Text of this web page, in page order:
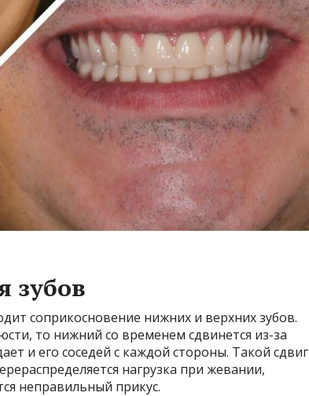
зубов
соприкосновение нижних и верхних зубов.
то нижний со временем сдвинется из-за
и его соседей с каждой стороны. Такой сдвиг
нагрузка при жевании,
неправильный прикус.